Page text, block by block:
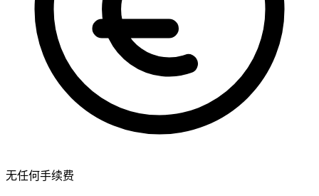
无任何手续费